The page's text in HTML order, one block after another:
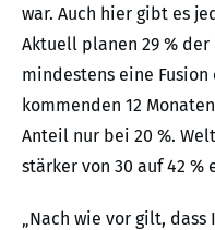
war. Auch hier gibt es
Aktuell planen 29 %
mindestens eine
kommenden 12
Anteil nur bei 20 %.
stärker von 30 auf 42 %
„Nach wie vor gilt,